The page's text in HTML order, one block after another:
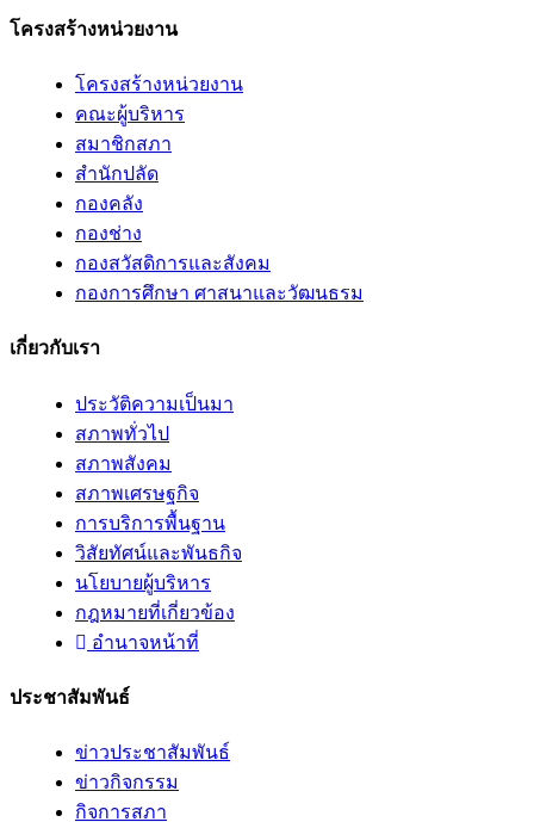
โครงสร้างหน่วยงาน
โครงสร้างหน่วยงาน
คณะผู้บริหาร
สมาชิกสภา
สำนักปลัด
กองคลัง
กองช่าง
กองสวัสดิการและสังคม
กองการศึกษา ศาสนาและวัฒนธรม
เกี่ยวกับเรา
ประวัติความเป็นมา
สภาพทั่วไป
สภาพสังคม
สภาพเศรษฐกิจ
การบริการพื้นฐาน
วิสัยทัศน์และพันธกิจ
นโยบายผู้บริหาร
กฎหมายที่เกี่ยวข้อง
อํานาจหน้าที่
ประชาสัมพันธ์
ข่าวประชาสัมพันธ์
ข่าวกิจกรรม
กิจการสภา